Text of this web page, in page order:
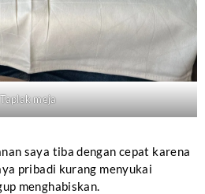
Taplak meja
saya tiba dengan cepat karena
pribadi kurang menyukai
menghabiskan.